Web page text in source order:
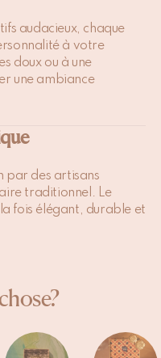
audacieux, chaque
à votre
doux ou à une
une ambiance
par des artisans
traditionnel. Le
fois élégant, durable et